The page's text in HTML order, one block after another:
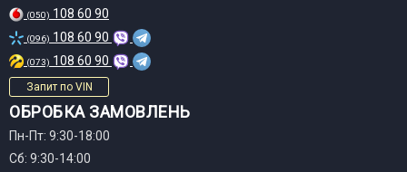
(050) 108 60 90
(096) 108 60 90
(073) 108 60 90
Запит по VIN
ОБРОБКА ЗАМОВЛЕНЬ
Пн-Пт: 9:30-18:00
Сб: 9:30-14:00